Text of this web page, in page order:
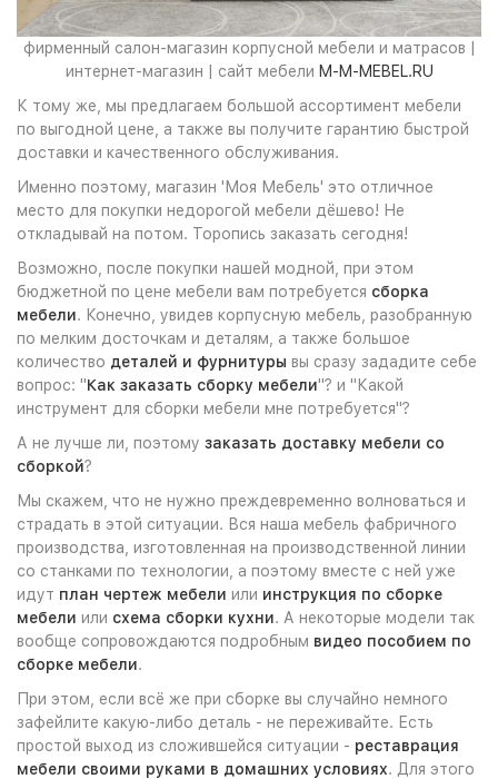
фирменный салон-магазин корпусной мебели и матрасов |
интернет-магазин | сайт мебели M-M-MEBEL.RU
К тому же, мы предлагаем большой ассортимент мебели
по выгодной цене, а также вы получите гарантию быстрой
доставки и качественного обслуживания.
Именно поэтому, магазин 'Моя Мебель' это отличное
место для покупки недорогой мебели дёшево! Не
откладывай на потом. Торопись заказать сегодня!
Возможно, после покупки нашей модной, при этом
бюджетной по цене мебели вам потребуется сборка
мебели. Конечно, увидев корпусную мебель, разобранную
по мелким досточкам и деталям, а также большое
количество деталей и фурнитуры вы сразу зададите себе
вопрос: "Как заказать сборку мебели"? и "Какой
инструмент для сборки мебели мне потребуется"?
А не лучше ли, поэтому заказать доставку мебели со
сборкой?
Мы скажем, что не нужно преждевременно волноваться и
страдать в этой ситуации. Вся наша мебель фабричного
производства, изготовленная на производственной линии
со станками по технологии, а поэтому вместе с ней уже
идут план чертеж мебели или инструкция по сборке
мебели или схема сборки кухни. А некоторые модели так
вообще сопровождаются подробным видео пособием по
сборке мебели.
При этом, если всё же при сборке вы случайно немного
зафейлите какую-либо деталь - не переживайте. Есть
простой выход из сложившейся ситуации - реставрация
мебели своими руками в домашних условиях. Для этого